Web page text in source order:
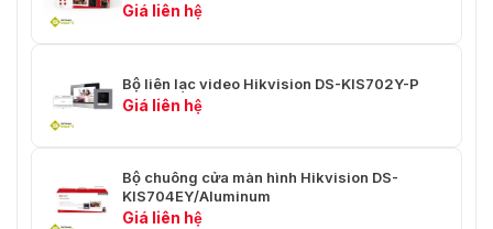
Thông số mạng
Mạng không dây
Tự thích ứng 10/100 Mbps qua
Giao diện thiết bị
trạm cửa
Giá liên hệ
Bộ liên lạc video Hikvision DS-KIS702Y-P
Giá liên hệ
Bộ chuông cửa màn hình Hikvision DS-
KIS704EY/Aluminum
Giá liên hệ